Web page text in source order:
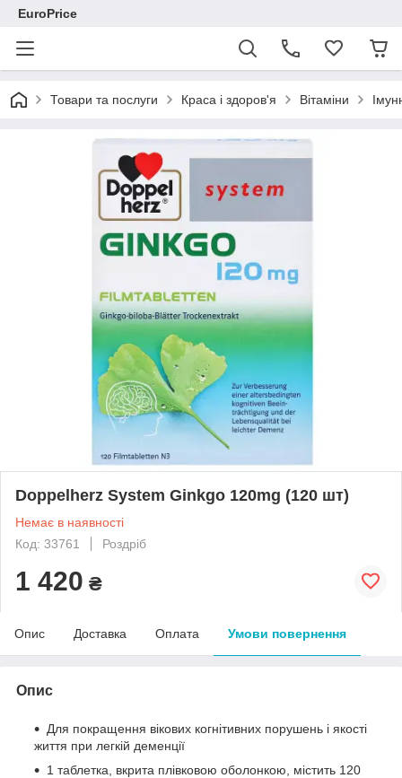
EuroPrice
Товари та послуги Краса і здоров'я Вітаміни
Doppelherz System Ginkgo 120mg (120 шт)
Немає в наявності
Код: 33761
Роздріб
1 420 ₴
Опис Доставка Оплата Умови повернення
Опис
Для покращення вікових когнітивних порушень і якості
життя при легкій деменції
1 таблетка, вкрита плівковою оболонкою, містить 120